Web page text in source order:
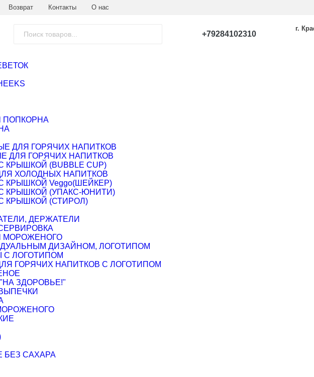
Возврат Контакты О нас
+79284102310
г.
ПОПКОРНА
ДЛЯ ГОРЯЧИХ НАПИТКОВ
ДЛЯ ГОРЯЧИХ НАПИТКОВ
(BUBBLE CUP)
ХОЛОДНЫХ НАПИТКОВ
КРЫШКОЙ Veggo(ШЕЙКЕР)
КРЫШКОЙ (УПАКС-ЮНИТИ)
КРЫШКОЙ (СТИРОЛ)
ДЕРЖАТЕЛИ
МОРОЖЕНОГО
ДИЗАЙНОМ, ЛОГОТИПОМ
С ЛОГОТИПОМ
ГОРЯЧИХ НАПИТКОВ С ЛОГОТИПОМ
ЗДОРОВЬЕ!"
САХАРА